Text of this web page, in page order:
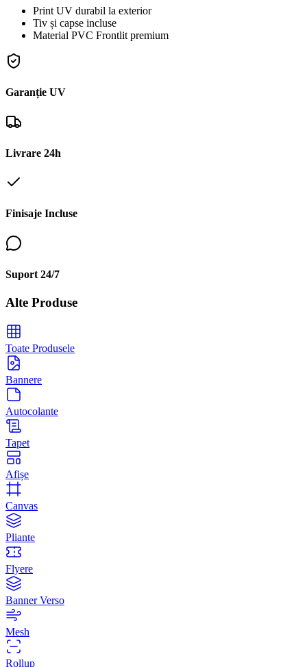
Print UV durabil la exterior
Tiv și capse incluse
Material PVC Frontlit premium
Garanție UV
Livrare 24h
Finisaje Incluse
Suport 24/7
Alte Produse
Toate Produsele
Bannere
Autocolante
Tapet
Afișe
Canvas
Pliante
Flyere
Banner Verso
Mesh
Rollup